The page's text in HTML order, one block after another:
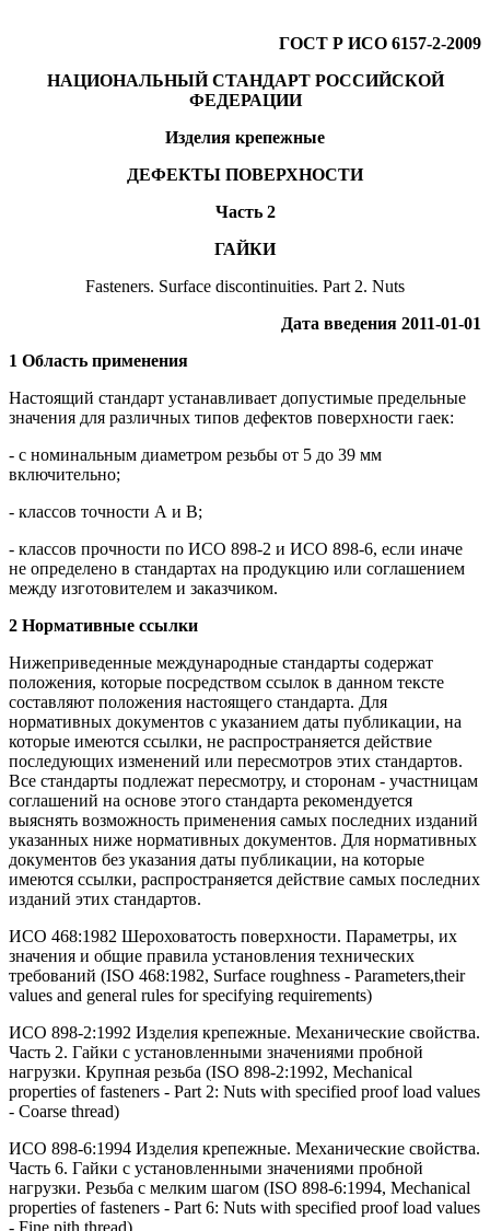
ГОСТ Р ИСО 6157-2-2009
НАЦИОНАЛЬНЫЙ СТАНДАРТ РОССИЙСКОЙ
ФЕДЕРАЦИИ
Изделия крепежные
ДЕФЕКТЫ ПОВЕРХНОСТИ
Часть 2
ГАЙКИ
Fasteners. Surface discontinuities. Part 2. Nuts
Дата введения 2011-01-01
1 Область применения
Настоящий стандарт устанавливает допустимые предельные
значения для различных типов дефектов поверхности гаек:
- с номинальным диаметром резьбы от 5 до 39 мм
включительно;
- классов точности А и В;
- классов прочности по ИСО 898-2 и ИСО 898-6, если иначе
не определено в стандартах на продукцию или соглашением
между изготовителем и заказчиком.
2 Нормативные ссылки
Нижеприведенные международные стандарты содержат
положения, которые посредством ссылок в данном тексте
составляют положения настоящего стандарта. Для
нормативных документов с указанием даты публикации, на
которые имеются ссылки, не распространяется действие
последующих изменений или пересмотров этих стандартов.
Все стандарты подлежат пересмотру, и сторонам - участницам
соглашений на основе этого стандарта рекомендуется
выяснять возможность применения самых последних изданий
указанных ниже нормативных документов. Для нормативных
документов без указания даты публикации, на которые
имеются ссылки, распространяется действие самых последних
изданий этих стандартов.
ИСО 468:1982 Шероховатость поверхности. Параметры, их
значения и общие правила установления технических
требований (ISO 468:1982, Surface roughness - Parameters,their
values and general rules for specifying requirements)
ИСО 898-2:1992 Изделия крепежные. Механические свойства.
Часть 2. Гайки с установленными значениями пробной
нагрузки. Крупная резьба (ISO 898-2:1992, Mechanical
properties of fasteners - Part 2: Nuts with specified proof load values
- Coarse thread)
ИСО 898-6:1994 Изделия крепежные. Механические свойства.
Часть 6. Гайки с установленными значениями пробной
нагрузки. Резьба с мелким шагом (ISO 898-6:1994, Mechanical
properties of fasteners - Part 6: Nuts with specified proof load values
- Fine pith thread)